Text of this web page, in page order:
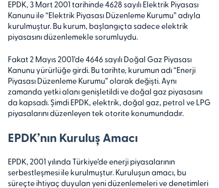
EPDK, 3 Mart 2001 tarihinde 4628 sayılı Elektrik Piyasası
Kanunu ile “Elektrik Piyasası Düzenleme Kurumu” adıyla
kurulmuştur. Bu kurum, başlangıçta sadece elektrik
piyasasını düzenlemekle sorumluydu.
Fakat 2 Mayıs 2001’de 4646 sayılı Doğal Gaz Piyasası
Kanunu yürürlüğe girdi. Bu tarihte, kurumun adı “Enerji
Piyasası Düzenleme Kurumu” olarak değişti. Aynı
zamanda yetki alanı genişletildi ve doğal gaz piyasasını
da kapsadı. Şimdi EPDK, elektrik, doğal gaz, petrol ve LPG
piyasalarını düzenleyen tek otorite konumundadır.
EPDK’nın Kuruluş Amacı
EPDK, 2001 yılında Türkiye’de enerji piyasalarının
serbestleşmesi ile kurulmuştur. Kuruluşun amacı, bu
süreçte ihtiyaç duyulan yeni düzenlemeleri ve denetimleri